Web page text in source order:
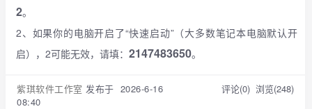
2。
2、如果你的电脑开启了“快速启动”（大多数笔记本电脑默认开
启），2可能无效，请填： 2147483650。
紫琪软件工作室 发布于 2026-6-16
08:40
评论(0) 浏览(248)